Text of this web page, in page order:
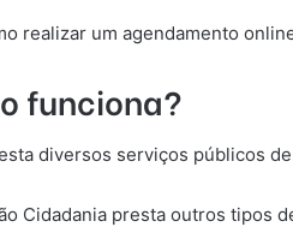
realizar um agendamento
funciona?
diversos serviços públicos
Cidadania presta outros tipos